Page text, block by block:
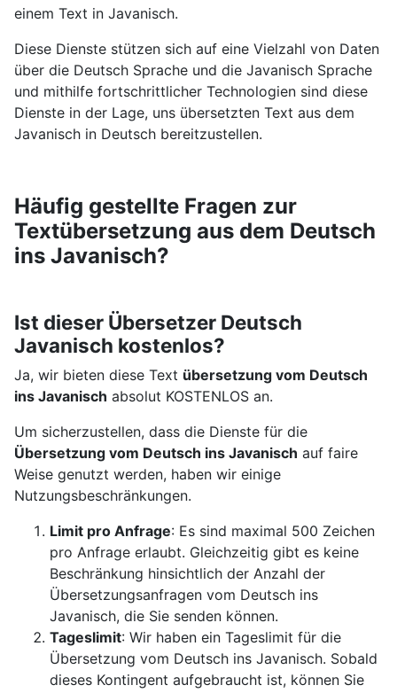
einem Text in Javanisch.
Diese Dienste stützen sich auf eine Vielzahl von Daten
über die Deutsch Sprache und die Javanisch Sprache
und mithilfe fortschrittlicher Technologien sind diese
Dienste in der Lage, uns übersetzten Text aus dem
Javanisch in Deutsch bereitzustellen.
Häufig gestellte Fragen zur
Textübersetzung aus dem Deutsch
ins Javanisch?
Ist dieser Übersetzer Deutsch
Javanisch kostenlos?
Ja, wir bieten diese Text übersetzung vom Deutsch
ins Javanisch absolut KOSTENLOS an.
Um sicherzustellen, dass die Dienste für die
Übersetzung vom Deutsch ins Javanisch auf faire
Weise genutzt werden, haben wir einige
Nutzungsbeschränkungen.
Limit pro Anfrage: Es sind maximal 500 Zeichen
pro Anfrage erlaubt. Gleichzeitig gibt es keine
Beschränkung hinsichtlich der Anzahl der
Übersetzungsanfragen vom Deutsch ins
Javanisch, die Sie senden können.
Tageslimit: Wir haben ein Tageslimit für die
Übersetzung vom Deutsch ins Javanisch. Sobald
dieses Kontingent aufgebraucht ist, können Sie